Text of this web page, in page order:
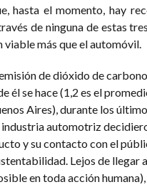
hasta el momento, hay
de ninguna de estas
viable más que el automóvil.
de dióxido de
él se hace (1,2 es el
Aires), durante los
industria automotriz
y su contacto con el
Lejos de llegar
en toda acción humana),